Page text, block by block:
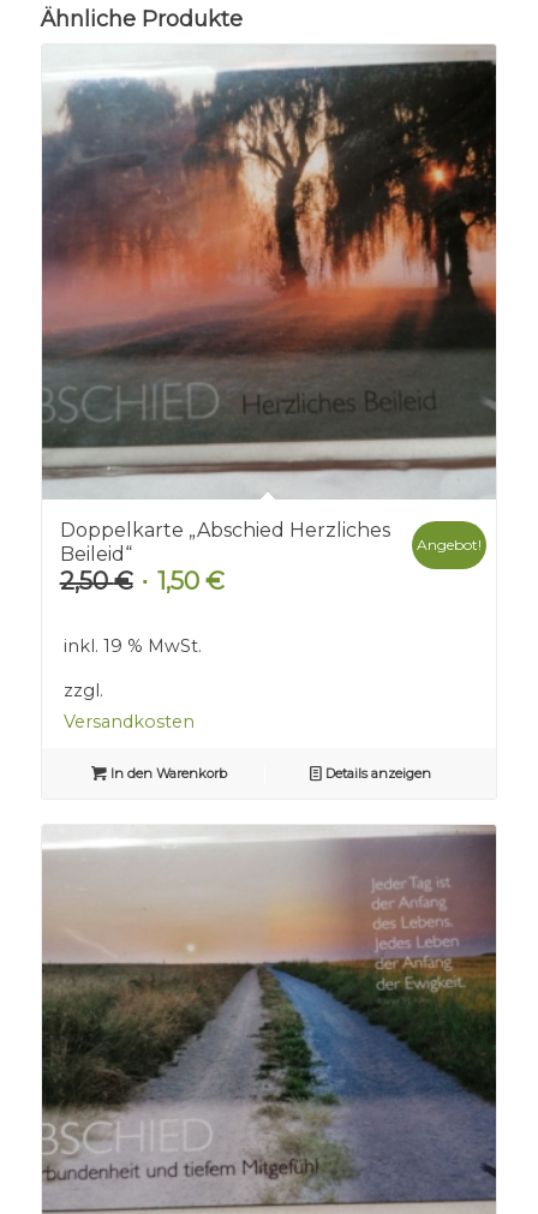
Ähnliche Produkte
Doppelkarte „Abschied Herzliches
Beileid“
2,50€ Ursprünglicher
war:
1,50 €Aktueller
Angebot!
inkl. 19 % MwSt.
zzgl.
Versandkosten
In den Warenkorb Details anzeigen